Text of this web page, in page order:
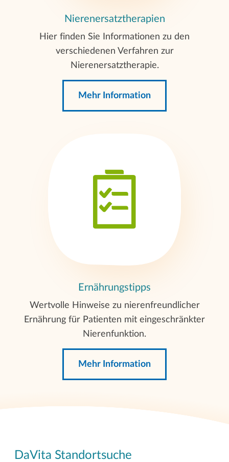
Nierenersatztherapien
Hier finden Sie Informationen zu den
verschiedenen Verfahren zur
Nierenersatztherapie.
Mehr Information
Ernährungstipps
Wertvolle Hinweise zu nierenfreundlicher
Ernährung für Patienten mit eingeschränkter
Nierenfunktion.
Mehr Information
DaVita Standortsuche